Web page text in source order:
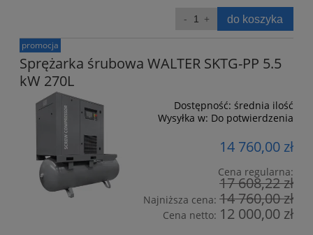
do koszyka
Sprężarka śrubowa WALTER SKTG-PP 5.5
kW 270L
Dostępność: średnia ilość
Wysyłka w: Do potwierdzenia
14 760,00 zł
Cena regularna:
17 608,22 zł
Najniższa cena: 14 760,00 zł
Cena netto: 12 000,00 zł
promocja